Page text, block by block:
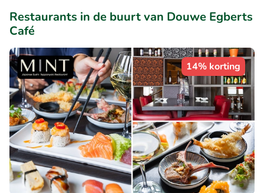
Restaurants in de buurt van Douwe Egberts
Café
14% korting